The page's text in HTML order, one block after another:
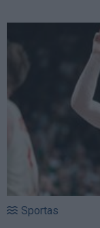
Sportas